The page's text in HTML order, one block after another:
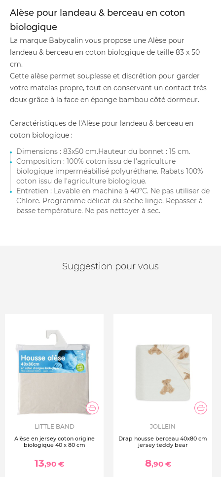
Alèse pour landeau & berceau en coton
biologique
La marque Babycalin vous propose une Alèse pour
landeau & berceau en coton biologique de taille 83 x 50
cm.
Cette alèse permet souplesse et discrétion pour garder
votre matelas propre, tout en conservant un contact très
doux grâce à la face en éponge bambou côté dormeur.
Caractéristiques de l'Alèse pour landeau & berceau en
coton biologique :
Dimensions : 83x50 cm.Hauteur du bonnet : 15 cm.
Composition : 100% coton issu de l'agriculture
biologique imperméabilisé polyuréthane. Rabats 100%
coton issu de l'agriculture biologique.
Entretien : Lavable en machine à 40°C. Ne pas utiliser de
Chlore. Programme délicat du sèche linge. Repasser à
basse température. Ne pas nettoyer à sec.
Suggestion pour vous
LITTLE BAND
Alèse en jersey coton origine
biologique 40 x 80 cm
13,90 €
JOLLEIN
Drap housse berceau 40x80 cm
jersey teddy bear
8,90 €